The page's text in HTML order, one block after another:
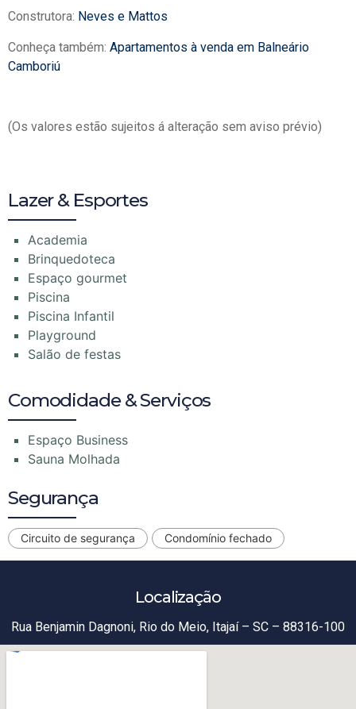
Construtora: Neves e Mattos
Conheça também: Apartamentos à venda em Balneário
Camboriú
(Os valores estão sujeitos á alteração sem aviso prévio)
Lazer & Esportes
Academia
Brinquedoteca
Espaço gourmet
Piscina
Piscina Infantil
Playground
Salão de festas
Comodidade & Serviços
Espaço Business
Sauna Molhada
Segurança
Circuito de segurança Condomínio fechado
Localização
Rua Benjamin Dagnoni, Rio do Meio, Itajaí – SC – 88316-100